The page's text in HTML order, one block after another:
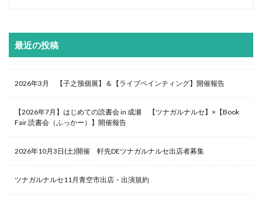
最近の投稿
2026年3月 【子之籏個展】＆【ライブペインティング】開催報告
【2026年7月】はじめての読書会 in 成瀬 【ツナガルナルセ】×【Book
Fair 読書会（ふっかー）】開催報告
2026年10月3日(土)開催 軒先DEツナガルナルセ出店者募集
ツナガルナルセ11月青空市出店・出演規約